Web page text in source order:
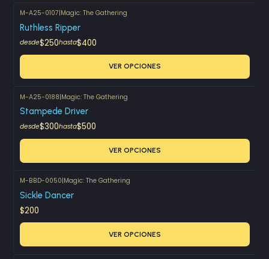
M-A25-0107|Magic: The Gathering
Ruthless Ripper
desde$250hasta$400
VER OPCIONES
M-A25-0188|Magic: The Gathering
Stampede Driver
desde$300hasta$500
VER OPCIONES
M-BBD-0050|Magic: The Gathering
Sickle Dancer
$200
VER OPCIONES